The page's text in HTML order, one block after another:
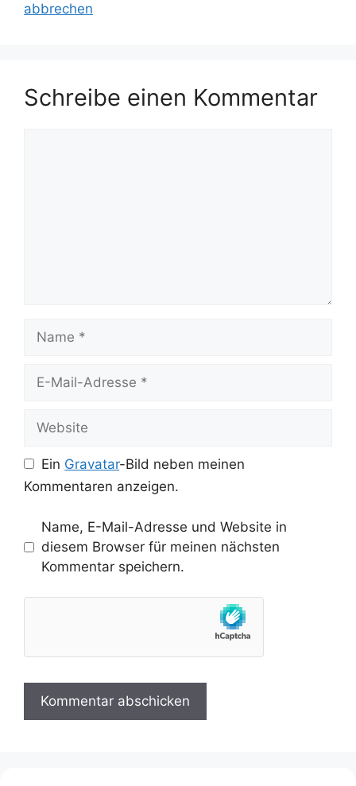
abbrechen
Schreibe einen Kommentar
Name
Website
Ein Gravatar-Bild neben meinen
Kommentaren anzeigen.
Name, E-Mail-Adresse und Website in
diesem Browser für meinen nächsten
Kommentar speichern.